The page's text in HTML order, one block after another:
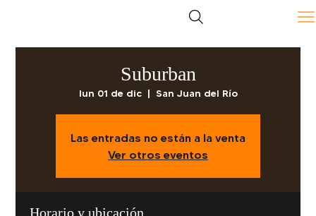
Suburban
lun 01 de dic
  |
San Juan del Río
Las entradas no están a la venta
Ver otros eventos
Horario y ubicación